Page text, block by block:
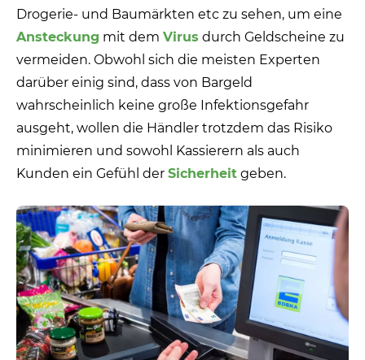
Drogerie- und Baumärkten etc zu sehen, um eine
Ansteckung mit dem Virus durch Geldscheine zu
vermeiden. Obwohl sich die meisten Experten
darüber einig sind, dass von Bargeld
wahrscheinlich keine große Infektionsgefahr
ausgeht, wollen die Händler trotzdem das Risiko
minimieren und sowohl Kassierern als auch
Kunden ein Gefühl der Sicherheit geben.